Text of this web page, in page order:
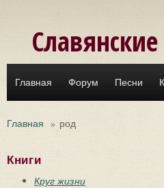
Главная Форум Песни
Главная » род
Книги
Круг жизни